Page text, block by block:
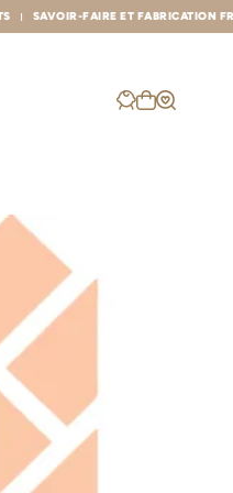
ET FABRICATION FRANÇAISE
santé
famille